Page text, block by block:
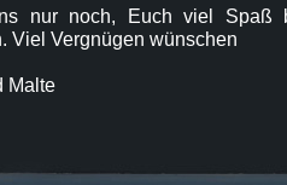
nur noch, Euch viel Spaß
Viel Vergnügen wünschen
Malte